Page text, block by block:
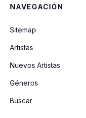
NAVEGACIÓN
Sitemap
Artistas
Nuevos Artistas
Géneros
Buscar